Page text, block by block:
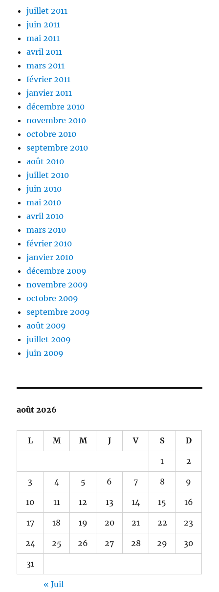
juillet 2011
juin 2011
mai 2011
avril 2011
mars 2011
février 2011
janvier 2011
décembre 2010
novembre 2010
octobre 2010
septembre 2010
août 2010
juillet 2010
juin 2010
mai 2010
avril 2010
mars 2010
février 2010
janvier 2010
décembre 2009
novembre 2009
octobre 2009
septembre 2009
août 2009
juillet 2009
juin 2009
août 2026
L M M J V S D
1 2
3 4 5 6 7 8 9
10 11 12 13 14 15 16
17 18 19 20 21 22 23
24 25 26 27 28 29 30
31
« Juil